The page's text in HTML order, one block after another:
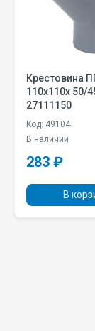
Крестовина
110х110х 50/
27111150
Код: 49104
В наличии
283 ₽
В